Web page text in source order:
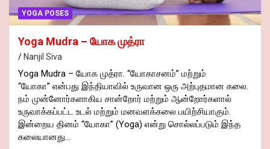
YOGA POSES
Yoga Mudra – யோக முத்ரா
Nanjil Siva
Yoga Mudra – யோக முத்ரா. “யோகாசனம்” மற்றும்
“யோகா” என்பது இந்தியாவில் உருவான ஒரு அற்புதமான கலை.
நம் முன்னோர்களாகிய சான்றோர் மற்றும் ஆன்றோர்களால்
உருவாக்கப்பட்ட உடல் மற்றும் மனவளக்கலை பயிற்சியாகும்.
இன்றைய தினம் “யோகா” (Yoga) என்று சொல்லப்படும் இந்த
கலையானது…